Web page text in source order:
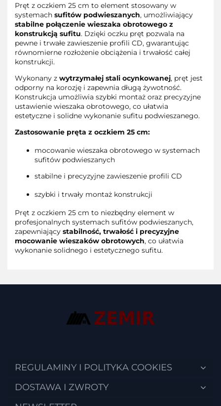
Pręt z oczkiem 25 cm to element stosowany w
systemach sufitów podwieszanych, umożliwiający
stabilne połączenie wieszaka obrotowego z
konstrukcją sufitu. Dzięki oczku pręt pozwala na
pewne i trwałe zawieszenie profili CD, gwarantując
równomierne rozłożenie obciążenia i trwałość całej
konstrukcji.
Wykonany z wytrzymałej stali ocynkowanej, pręt jest
odporny na korozję i zapewnia długą żywotność.
Konstrukcja umożliwia szybki montaż oraz precyzyjne
ustawienie wieszaka obrotowego, co ułatwia
estetyczne i solidne wykonanie sufitu podwieszanego.
Zastosowanie pręta z oczkiem 25 cm:
mocowanie wieszaka obrotowego w systemach
sufitów podwieszanych
stabilne i precyzyjne zawieszenie profili CD
szybki i trwały montaż konstrukcji
Pręt z oczkiem 25 cm to niezbędny element w
profesjonalnych systemach sufitów podwieszanych,
zapewniający stabilność, trwałość i precyzyjne
mocowanie wieszaków obrotowych, co ułatwia
wykonanie solidnego i estetycznego sufitu.
REGULAMINY I POLITYKA COOKIES
DOSTAWA I ZWROTY